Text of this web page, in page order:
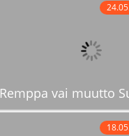
Remppa vai muutto